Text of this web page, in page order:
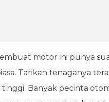
motor ini punya
Tarikan tenaganya
Banyak pecinta